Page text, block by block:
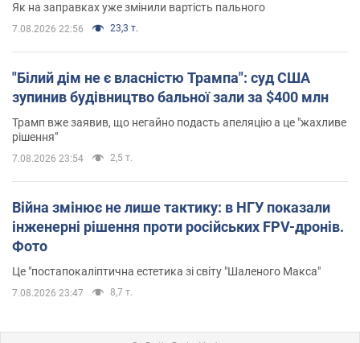
Як на заправках уже змінили вартість пального
7.08.2026 22:56 23,3 т.
"Білий дім не є власністю Трампа": суд США
зупинив будівництво бальної зали за $400 млн
Трамп вже заявив, що негайно подасть апеляцію а це "жахливе
рішення"
7.08.2026 23:54 2,5 т.
Війна змінює не лише тактику: в НГУ показали
інженерні рішення проти російських FPV-дронів.
Фото
Це "постапокаліптична естетика зі світу "Шаленого Макса"
7.08.2026 23:47 8,7 т.